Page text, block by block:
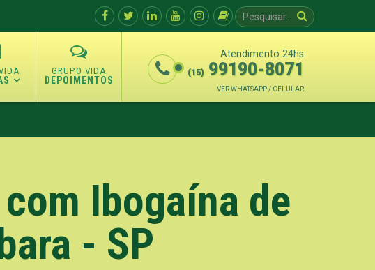
DEPOIMENTOS
Atendimento 24hs
(15) 99190-8071
VER WHATSAPP / CELULAR
Ibogaína de
- SP